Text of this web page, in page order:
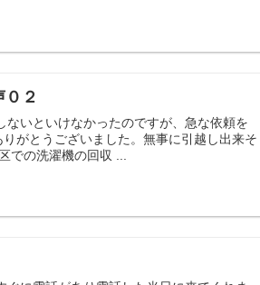
２
いといけなかったのですが、急な依頼を
がとうございました。無事に引越し出来そ
での洗濯機の回収 ...